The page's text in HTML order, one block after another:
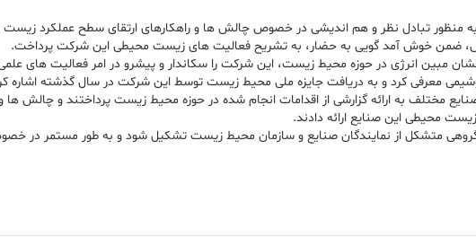
منظور تبادل نظر و هم اندیشی در خصوص چالش ها و راهکارهای ارتقای سطح عملکرد
ضمن خوش آمد گویی به حضار، به تشریح فعالیت های زیست محیطی این شرکت پرداخت.
مبین انرژی در حوزه محیط زیست، این شرکت را سکاندار و پیشرو در امر فعالیت های
معرفی کرد و به دریافت جایزه ملی محیط زیست توسط این شرکت در سال گذشته اشاره
مختلف به ارائه گزارشی از اقدامات انجام شده در حوزه محیط زیست پرداختند و چالش
محیطی این صنایع ارائه دادند.
متشکل از نمایندگان صنایع و سازمان محیط زیست تشکیل شود و به طور مستمر در